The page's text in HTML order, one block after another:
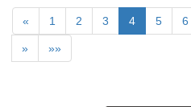
« 1 2 3 4 5 6
» »»